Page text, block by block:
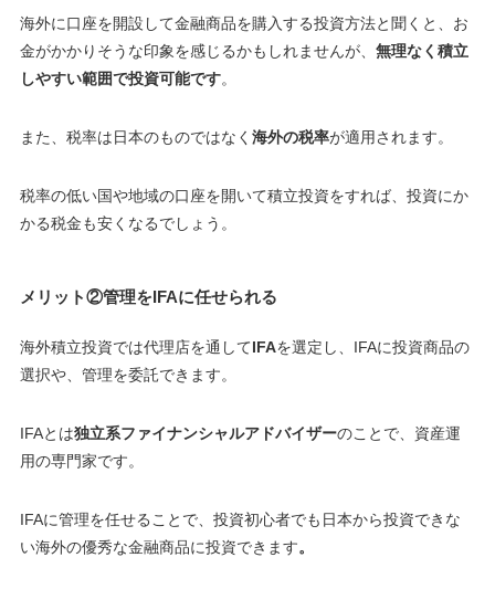
海外に口座を開設して金融商品を購入する投資方法と聞くと、お
金がかかりそうな印象を感じるかもしれませんが、 無理なく積立
しやすい範囲で投資可能です。
また、税率は日本のものではなく 海外の税率が適用されます。
税率の低い国や地域の口座を開いて積立投資をすれば、投資にか
かる税金も安くなるでしょう。
メリット②管理をIFAに任せられる
海外積立投資では代理店を通してIFAを選定し、IFAに投資商品の
選択や、管理を委託できます。
IFAとは独立系ファイナンシャルアドバイザーのことで、資産運
用の専門家です。
IFAに管理を任せることで、 投資初心者でも日本から投資できな
い海外の優秀な金融商品に投資できます。